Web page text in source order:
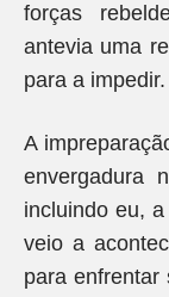
forças
antevia uma
para a impedir.
A
envergadura
incluindo eu,
veio a
para enfrentar